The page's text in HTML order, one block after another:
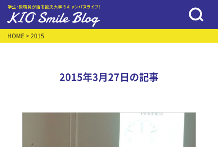
HOME > 2015
2015年3月27日の記事